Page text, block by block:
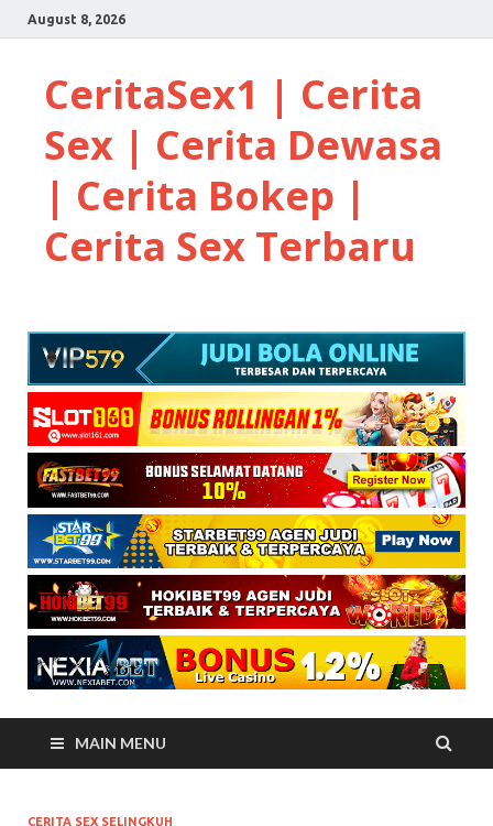
August 8, 2026
CeritaSex1 | Cerita
Sex | Cerita Dewasa
| Cerita Bokep |
Cerita Sex Terbaru
MAIN MENU
CERITA SEX SELINGKUH